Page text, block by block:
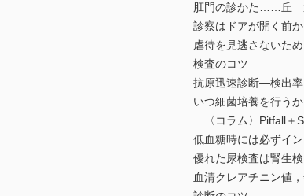
肛門の診かた……丘
診察はドアが開く前
虐待を見逃さないた
検査のコツ
抗原迅速診断―検出率
いつ細菌培養を行
〈コラム〉Pitfall＋
低血糖時には必ずイ
優れた尿検査は腎生
血清クレアチニン値